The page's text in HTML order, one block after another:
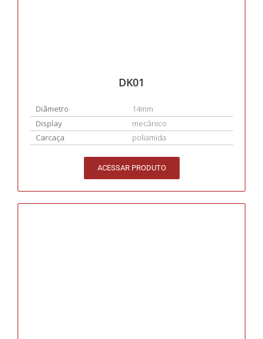
DK01
Diâmetro
14mm
Display
mecânico
Carcaça
poliamida
ACESSAR PRODUTO